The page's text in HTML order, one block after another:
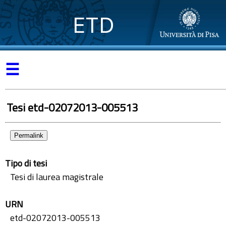
ETD
☰
Tesi etd-02072013-005513
Permalink
Tipo di tesi
Tesi di laurea magistrale
URN
etd-02072013-005513